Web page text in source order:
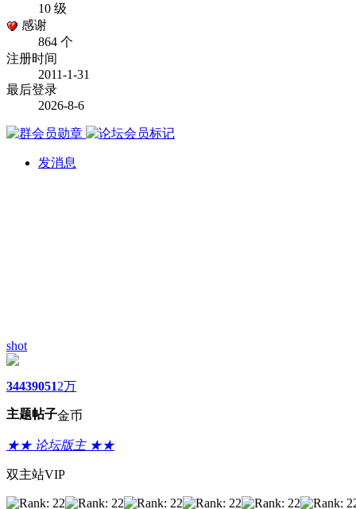
10 级
感谢
864 个
注册时间
2011-1-31
最后登录
2026-8-6
发消息
shot
3443
主题
9051
帖子
2万
金币
★★ 论坛版主 ★★
双主站VIP